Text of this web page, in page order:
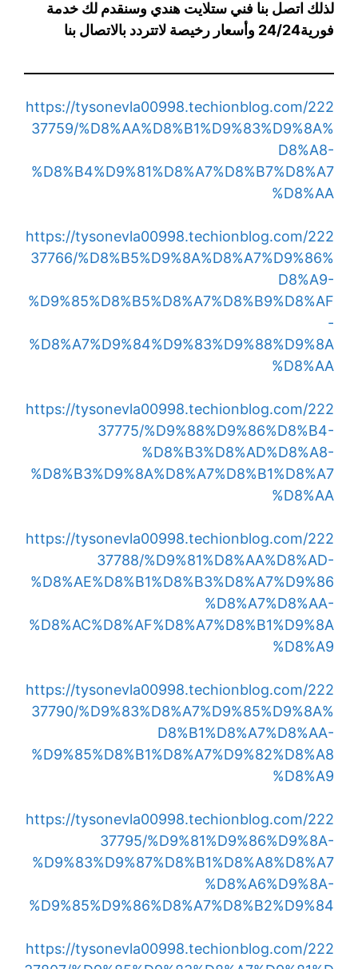
لذلك اتصل بنا فني ستلايت هندي وسنقدم لك خدمة
فورية24/24 وأسعار رخيصة لاتتردد بالاتصال بنا
https://tysonevla00998.techionblog.com/222
37759/%D8%AA%D8%B1%D9%83%D9%8A%
D8%A8-
%D8%B4%D9%81%D8%A7%D8%B7%D8%A7
%D8%AA
https://tysonevla00998.techionblog.com/222
37766/%D8%B5%D9%8A%D8%A7%D9%86%
D8%A9-
%D9%85%D8%B5%D8%A7%D8%B9%D8%AF
-
%D8%A7%D9%84%D9%83%D9%88%D9%8A
%D8%AA
https://tysonevla00998.techionblog.com/222
37775/%D9%88%D9%86%D8%B4-
%D8%B3%D8%AD%D8%A8-
%D8%B3%D9%8A%D8%A7%D8%B1%D8%A7
%D8%AA
https://tysonevla00998.techionblog.com/222
37788/%D9%81%D8%AA%D8%AD-
%D8%AE%D8%B1%D8%B3%D8%A7%D9%86
%D8%A7%D8%AA-
%D8%AC%D8%AF%D8%A7%D8%B1%D9%8A
%D8%A9
https://tysonevla00998.techionblog.com/222
37790/%D9%83%D8%A7%D9%85%D9%8A%
D8%B1%D8%A7%D8%AA-
%D9%85%D8%B1%D8%A7%D9%82%D8%A8
%D8%A9
https://tysonevla00998.techionblog.com/222
37795/%D9%81%D9%86%D9%8A-
%D9%83%D9%87%D8%B1%D8%A8%D8%A7
%D8%A6%D9%8A-
%D9%85%D9%86%D8%A7%D8%B2%D9%84
https://tysonevla00998.techionblog.com/222